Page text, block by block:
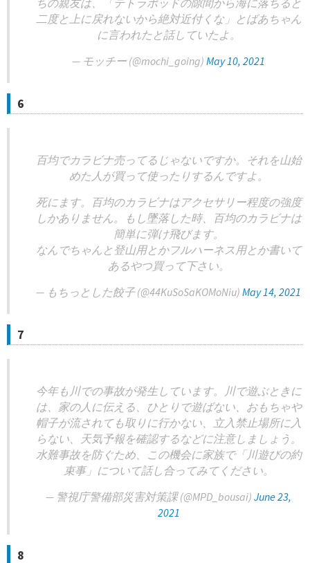
ちの親友は、「テトラポッドの隙間から海に落ちると
二度と上に戻れないから絶対近付くな」とばあちゃん
に言われたと話していたよ。
— モッチー (@mochi_going) May 10, 2021
6
百均でカラビナ売ってるじゃないですか。それを山始
めた人が買って使ったりするんですよ。
死にます。百均のカラビナはアクセサリー程度の強度
しかありません。もし墜落した時、百均のカラビナは
簡単に弾け飛びます。
なんでちゃんと登山用とかフルハーネス用とか書いて
あるやつ買って下さい。
— もちっとした餃子 (@44KuSoSaKOMoNiu) May 14, 2021
7
今年も川での事故が発生しています。川で遊ぶときに
は、家の人に伝える、ひとりで遊ばない、おもちゃや
帽子が流されても取りに行かない、立入禁止場所に入
らない、天気予報を確認するなどに注意しましょう。
水難事故を防ぐため、この機会に家族で「川遊びの約
束事」について話し合ってみてください。
— 警視庁警備部災害対策課 (@MPD_bousai) June 23,
2021
8